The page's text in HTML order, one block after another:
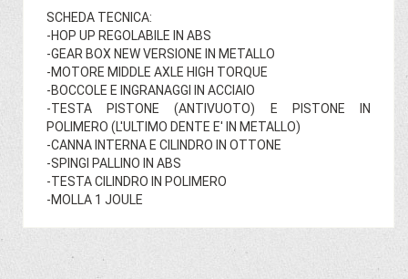
SCHEDA TECNICA:
-HOP UP REGOLABILE IN ABS
-GEAR BOX NEW VERSIONE IN METALLO
-MOTORE MIDDLE AXLE HIGH TORQUE
-BOCCOLE E INGRANAGGI IN ACCIAIO
-TESTA PISTONE (ANTIVUOTO) E PISTONE IN
POLIMERO (L'ULTIMO DENTE E' IN METALLO)
-CANNA INTERNA E CILINDRO IN OTTONE
-SPINGI PALLINO IN ABS
-TESTA CILINDRO IN POLIMERO
-MOLLA 1 JOULE